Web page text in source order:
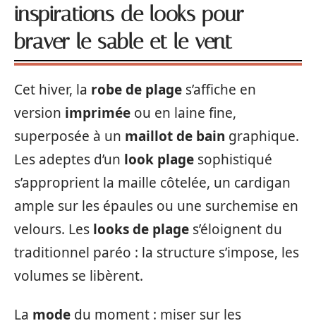
inspirations de looks pour
braver le sable et le vent
Cet hiver, la robe de plage s’affiche en
version imprimée ou en laine fine,
superposée à un maillot de bain graphique.
Les adeptes d’un look plage sophistiqué
s’approprient la maille côtelée, un cardigan
ample sur les épaules ou une surchemise en
velours. Les looks de plage s’éloignent du
traditionnel paréo : la structure s’impose, les
volumes se libèrent.
La mode du moment : miser sur les